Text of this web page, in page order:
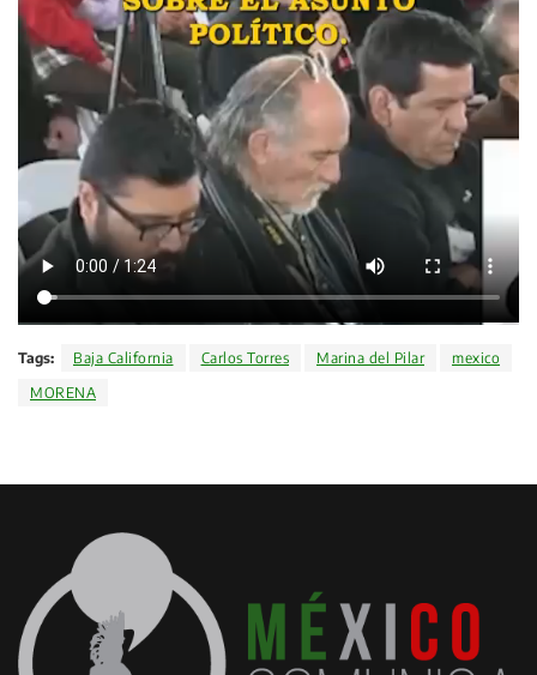
Tags: Baja California Carlos Torres Marina del Pilar
mexico
MORENA